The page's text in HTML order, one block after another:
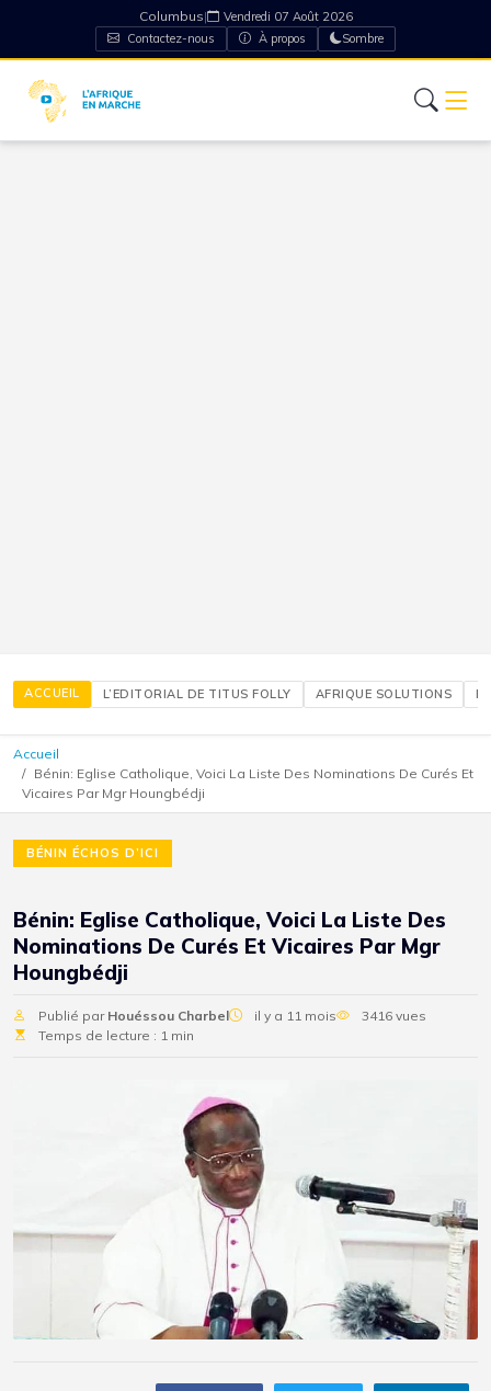
Columbus|
Vendredi 07 Août 2026
Contactez-nous
À propos Sombre
ACCUEIL L’EDITORIAL DE TITUS FOLLY AFRIQUE SOLUTIONS
Accueil
Bénin: Eglise Catholique, Voici La Liste Des Nominations De Curés Et
Vicaires Par Mgr Houngbédji
BÉNIN ÉCHOS D’ICI
Bénin: Eglise Catholique, Voici La Liste Des
Nominations De Curés Et Vicaires Par Mgr
Houngbédji
Publié par Houéssou Charbel il y a 11 mois
3416 vues
Temps de lecture : 1 min